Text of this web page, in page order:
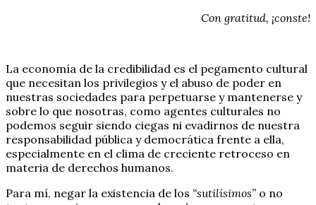
Con gratitud, ¡conste!
La economía de la credibilidad es el pegamento cultural
que necesitan los privilegios y el abuso de poder en
nuestras sociedades para perpetuarse y mantenerse y
sobre lo que nosotras, como agentes culturales no
podemos seguir siendo ciegas ni evadirnos de nuestra
responsabilidad pública y democrática frente a ella,
especialmente en el clima de creciente retroceso en
materia de derechos humanos.
Para mí, negar la existencia de los “sutilísimos” o no